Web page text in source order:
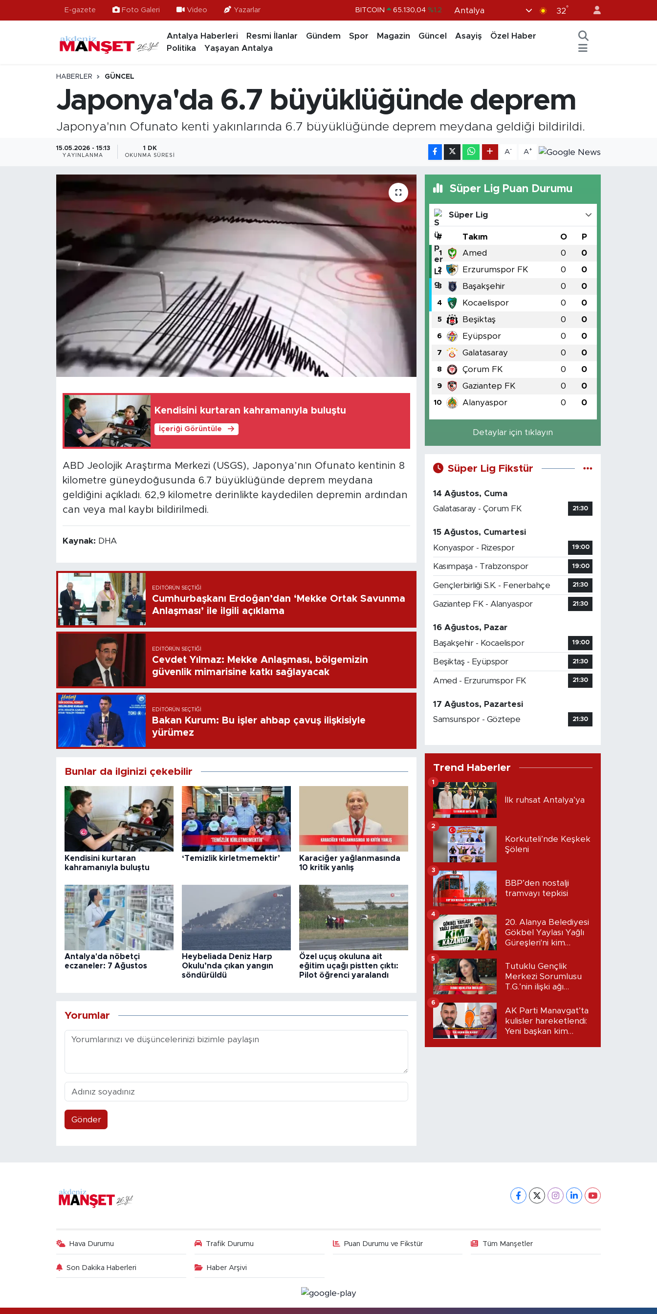
E-gazete Foto Galeri Video Yazarlar BITCOIN 65.130,04 %1.2
BİST100 13.887 %64
Antalya 32°
Antalya Haberleri Resmi İlanlar Gündem Spor Magazin Güncel Asayiş
Özel Haber
Politika
Yaşayan Antalya
HABERLER GÜNCEL
Japonya'da 6.7 büyüklüğünde deprem
Japonya'nın Ofunato kenti yakınlarında 6.7 büyüklüğünde deprem meydana geldiği bildirildi.
15.05.2026 - 15:13
YAYINLANMA
1 DK
OKUNMA SÜRESI
A- A+
Kendisini kurtaran kahramanıyla buluştu
İçeriği Görüntüle
ABD Jeolojik Araştırma Merkezi (USGS), Japonya’nın Ofunato kentinin 8
kilometre güneydoğusunda 6.7 büyüklüğünde deprem meydana
geldiğini açıkladı. 62,9 kilometre derinlikte kaydedilen depremin ardından
can veya mal kaybı bildirilmedi.
Kaynak: DHA
EDITÖRÜN SEÇTIĞI
Cumhurbaşkanı Erdoğan’dan ‘Mekke Ortak Savunma
Anlaşması’ ile ilgili açıklama
EDITÖRÜN SEÇTIĞI
Cevdet Yılmaz: Mekke Anlaşması, bölgemizin
güvenlik mimarisine katkı sağlayacak
EDITÖRÜN SEÇTIĞI
Bakan Kurum: Bu işler ahbap çavuş ilişkisiyle
yürümez
Bunlar da ilginizi çekebilir
Kendisini kurtaran
kahramanıyla buluştu
‘Temizlik kirletmemektir’
Karaciğer yağlanmasında
10 kritik yanlış
Antalya'da nöbetçi
eczaneler: 7 Ağustos
Heybeliada Deniz Harp
Okulu’nda çıkan yangın
söndürüldü
Özel uçuş okuluna ait
eğitim uçağı pistten çıktı:
Pilot öğrenci yaralandı
Yorumlar
Gönder
Süper Lig Puan Durumu
Süper Lig
# Takım O P
1 Amed 0 0
2 Erzurumspor FK 0 0
3 Başakşehir 0 0
4 Kocaelispor 0 0
5 Beşiktaş 0 0
6 Eyüpspor 0 0
7 Galatasaray 0 0
8 Çorum FK 0 0
9 Gaziantep FK 0 0
10 Alanyaspor 0 0
Detaylar için tıklayın
Süper Lig Fikstür
14 Ağustos, Cuma
Galatasaray - Çorum FK
21:30
15 Ağustos, Cumartesi
Konyaspor - Rizespor
19:00
Kasımpaşa - Trabzonspor 19:00
Gençlerbirliği S.K. - Fenerbahçe 21:30
Gaziantep FK - Alanyaspor 21:30
16 Ağustos, Pazar
Başakşehir - Kocaelispor
19:00
Beşiktaş - Eyüpspor 21:30
Amed - Erzurumspor FK 21:30
17 Ağustos, Pazartesi
Samsunspor - Göztepe
21:30
Trend Haberler
İlk ruhsat Antalya’ya
1
Korkuteli’nde Keşkek
Şöleni
2
BBP’den nostalji
tramvayı tepkisi
3
20. Alanya Belediyesi
Gökbel Yaylası Yağlı
Güreşleri'ni kim
4
Tutuklu Gençlik
Merkezi Sorumlusu
T.G.’nin ilişki ağı
Dudak uçuklatan
iddialar!
5
AK Parti Manavgat’ta
kulisler hareketlendi:
Yeni başkan kim
6
Hava Durumu Trafik Durumu Puan Durumu ve Fikstür Tüm Manşetler
Son Dakika Haberleri Haber Arşivi
Ekonomi
Kültür- Sanat
Magazin
Özel Haber
Resmi İlanlar
Hava Durumu
Tüm Manşetler